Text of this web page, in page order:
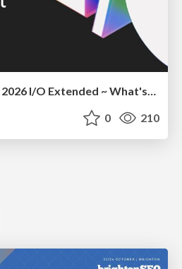
GDG Korea Android: 2026 I/O Extended ~ What's new in Android development tools
0 210